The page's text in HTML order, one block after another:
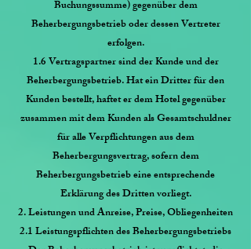
Buchungssumme) gegenüber dem
Beherbergungsbetrieb oder dessen Vertreter
erfolgen.
1.6 Vertragspartner sind der Kunde und der
Beherbergungsbetrieb. Hat ein Dritter für den
Kunden bestellt, haftet er dem Hotel gegenüber
zusammen mit dem Kunden als Gesamtschuldner
für alle Verpflichtungen aus dem
Beherbergungsvertrag, sofern dem
Beherbergungsbetrieb eine entsprechende
Erklärung des Dritten vorliegt.
2. Leistungen und Anreise, Preise, Obliegenheiten
2.1 Leistungspflichten des Beherbergungsbetriebs